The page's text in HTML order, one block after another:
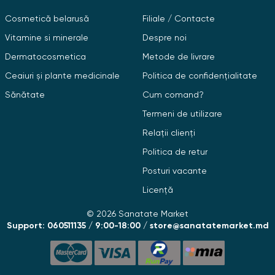
Glucozamina și condroitina sunt componente naturale
dietă contribuie la:
producția de lichid sinovial și stimulează regenerarea
cartilajului articular.
important în cazul osteoartritei, osteoartritei și artritei.
Reducerea inflamației și durerii. Diminuarea treptată,
amplitudinea mișcărilor, crește confortul în viața de zi
de la importator
Alegând farmacia fito Sanatate Market, cumpărătorul
beneficiază nu numai de o gamă largă de forme de
Cosmetică belarusă
Vitamine si minerale
Dermatocosmetica
Ceaiuri și plante medicinale
Sănătate
Filiale / Contacte
Despre noi
Metode de livrare
Politica de confidențialitate
Cum comand?
Termeni de utilizare
Relații clienți
Politica de retur
Posturi vacante
Licență
© 2026 Sanatate Market
Support: 060511135 / 9:00-18:00 / store@sanatatemarket.md